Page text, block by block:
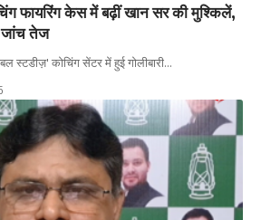
फायरिंग केस में बढ़ीं खान सर की मुश्किलें,
जांच तेज
स्टडीज़' कोचिंग सेंटर में हुई गोलीबारी…